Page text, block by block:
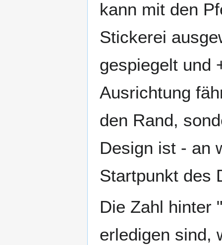
kann mit den
Stickerei
gespiegelt und
Ausrichtung
den Rand,
Design ist - an
Startpunkt des
Die Zahl hinter
erledigen sind,